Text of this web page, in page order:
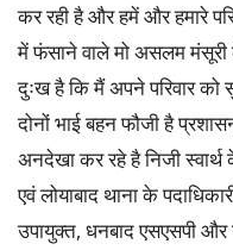
कर रही है और हमें और हमारे
में फंसाने वाले मो असलम मंसूरी
दुःख है कि मैं अपने परिवार को
दोनों भाई बहन फौजी है
अनदेखा कर रहे है निजी स्वार्थ
एवं लोयाबाद थाना के
उपायुक्त, धनबाद एसएसपी और